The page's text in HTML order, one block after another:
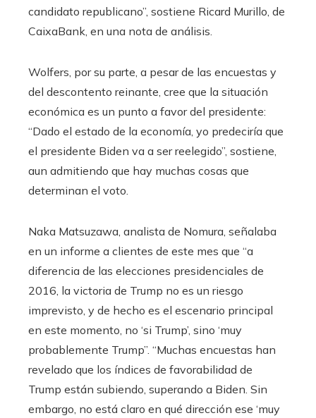
candidato republicano”, sostiene Ricard Murillo, de
CaixaBank, en una nota de análisis.
Wolfers, por su parte, a pesar de las encuestas y
del descontento reinante, cree que la situación
económica es un punto a favor del presidente:
“Dado el estado de la economía, yo predeciría que
el presidente Biden va a ser reelegido”, sostiene,
aun admitiendo que hay muchas cosas que
determinan el voto.
Naka Matsuzawa, analista de Nomura, señalaba
en un informe a clientes de este mes que “a
diferencia de las elecciones presidenciales de
2016, la victoria de Trump no es un riesgo
imprevisto, y de hecho es el escenario principal
en este momento, no ‘si Trump’, sino ‘muy
probablemente Trump”. “Muchas encuestas han
revelado que los índices de favorabilidad de
Trump están subiendo, superando a Biden. Sin
embargo, no está claro en qué dirección ese ‘muy